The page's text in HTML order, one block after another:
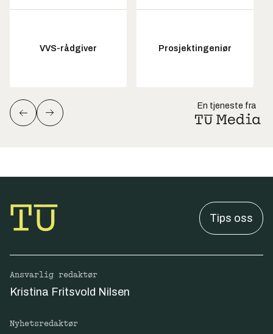
VVS-rådgiver Prosjektingeniør
En tjeneste fra
Tips oss
Ansvarlig redaktør
Kristina Fritsvold Nilsen
Nyhetsredaktør